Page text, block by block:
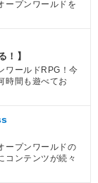
ープンワールドを
！】
ワールドRPG！今
時間も遊べてお
ープンワールドの
コンテンツが続々